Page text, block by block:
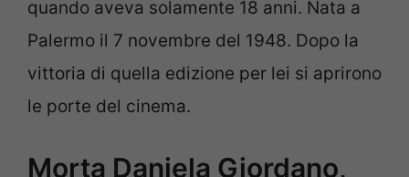
quando aveva solamente 18 anni. Nata a
Palermo il 7 novembre del 1948. Dopo la
vittoria di quella edizione per lei si aprirono
le porte del cinema.
Morta Daniela Giordano,